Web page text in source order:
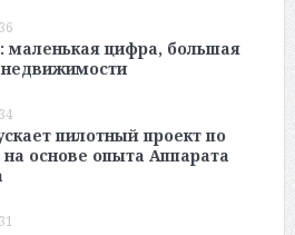
цифра, большая
пилотный проект по
основе опыта Аппарата